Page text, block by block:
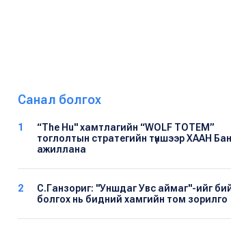
Санал болгох
1
“The Hu" хамтлагийн “WOLF TOTEM”
тоглолтын стратегийн түншээр ХААН
ажиллана
2
С.Ганзориг: "Уншдаг Увс аймаг"-ийг
болгох нь бидний хамгийн том зорилго